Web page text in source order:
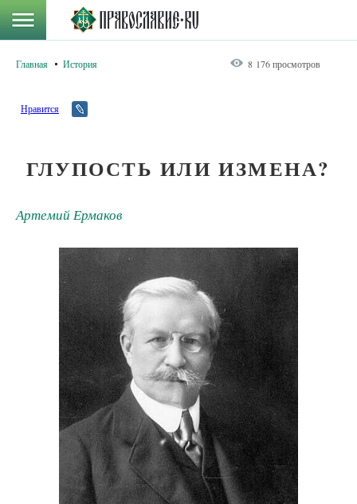
Главная История 8 176 просмотров
Нравится
ГЛУПОСТЬ ИЛИ ИЗМЕНА?
Артемий Ермаков